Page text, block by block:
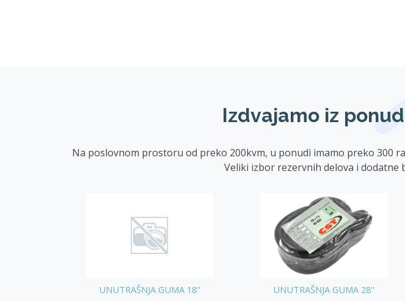
Izdvajamo iz
Na poslovnom prostoru od preko 200kvm, u ponudi imamo preko 300
Veliki izbor rezervnih delova i dodatne
UNUTRAŠNJA GUMA 18" UNUTRAŠNJA GUMA 28''